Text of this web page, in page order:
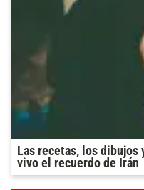
Las recetas, los dibujos
vivo el recuerdo de Irán